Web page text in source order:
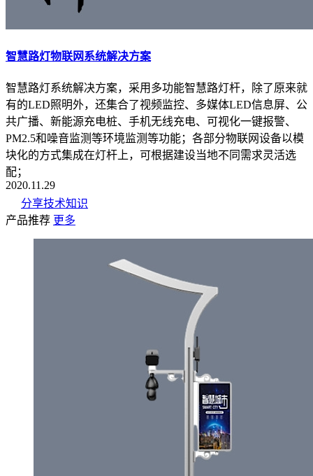
智慧路灯物联网系统解决方案
智慧路灯系统解决方案，采用多功能智慧路灯杆，除了原来就
有的LED照明外，还集合了视频监控、多媒体LED信息屏、公
共广播、新能源充电桩、手机无线充电、可视化一键报警、
PM2.5和噪音监测等环境监测等功能；各部分物联网设备以模
块化的方式集成在灯杆上，可根据建设当地不同需求灵活选
配；
2020.11.29
分享技术知识
产品推荐 更多